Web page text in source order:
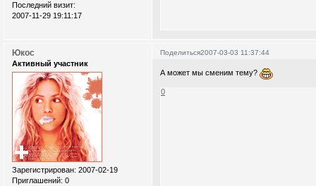
Последний визит:
2007-11-29 19:11:17
Поделиться2007-03-03 11:37:44
Юкос
Активный участник
Зарегистрирован: 2007-02-19
Приглашений: 0
А может мы сменим тему?
0